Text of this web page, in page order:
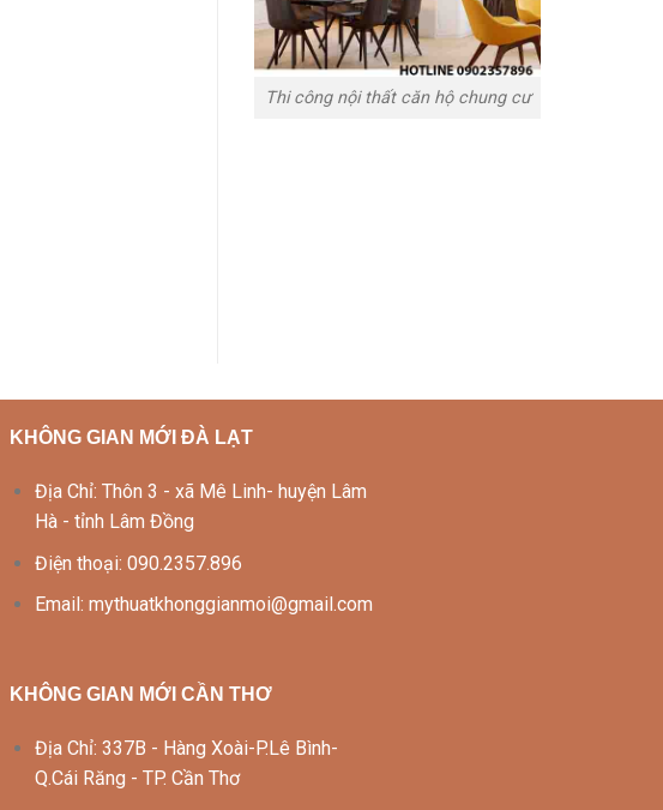
Thi công nội thất căn hộ chung cư
KHÔNG GIAN MỚI ĐÀ LẠT
Địa Chỉ: Thôn 3 - xã Mê Linh- huyện Lâm
Hà - tỉnh Lâm Đồng
Điện thoại: 090.2357.896
Email: mythuatkhonggianmoi@gmail.com
KHÔNG GIAN MỚI CẦN THƠ
Địa Chỉ: 337B - Hàng Xoài-P.Lê Bình-
Q.Cái Răng - TP. Cần Thơ